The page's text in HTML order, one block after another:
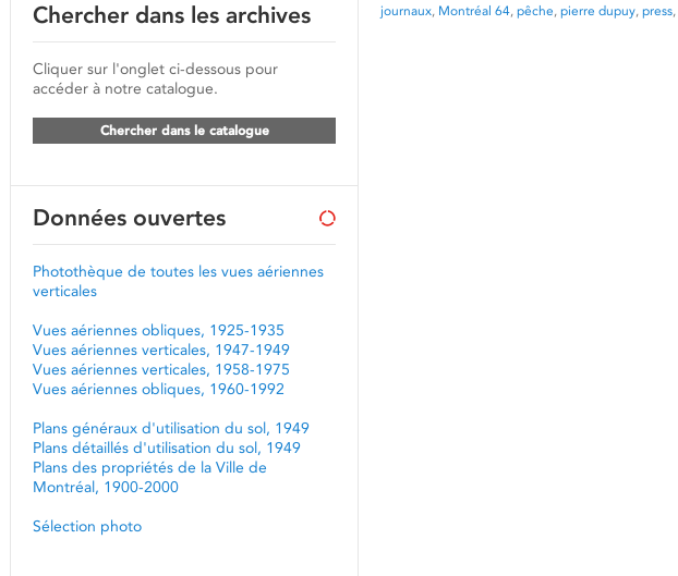
journaux, Montréal 64, pêche, pierre dupuy, press,
Chercher dans les archives
Cliquer sur l'onglet ci-dessous pour
accéder à notre catalogue.
Chercher dans le catalogue
Données ouvertes
Photothèque de toutes les vues aériennes
verticales
Vues aériennes obliques, 1925-1935
Vues aériennes verticales, 1947-1949
Vues aériennes verticales, 1958-1975
Vues aériennes obliques, 1960-1992
Plans généraux d'utilisation du sol, 1949
Plans détaillés d'utilisation du sol, 1949
Plans des propriétés de la Ville de
Montréal, 1900-2000
Sélection photo